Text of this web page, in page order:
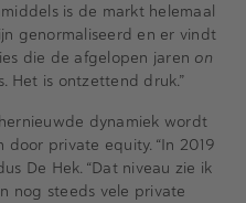
is de markt helemaal
genormaliseerd en er vindt
die de afgelopen jaren on
Het is ontzettend druk.”
dynamiek wordt
private equity. “In 2019
De Hek. “Dat niveau zie ik
nog steeds vele private